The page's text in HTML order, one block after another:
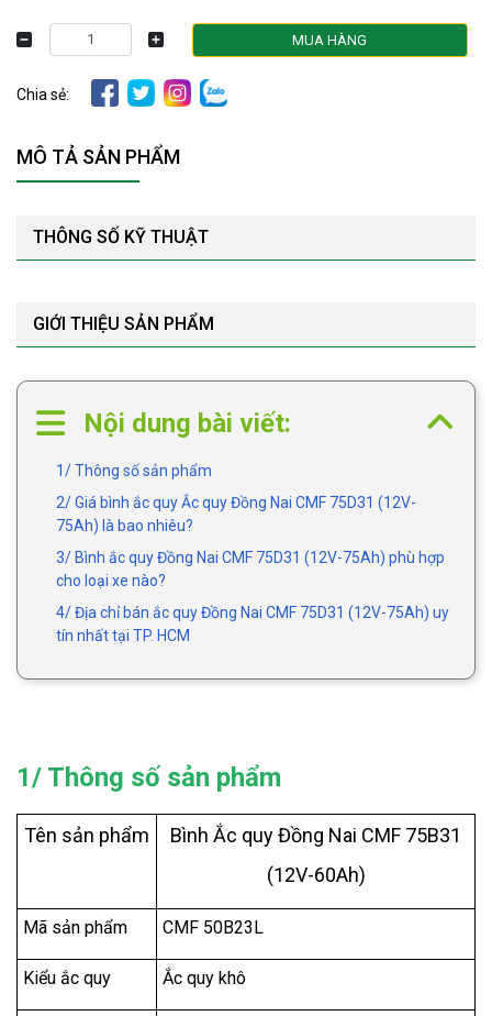
MUA HÀNG
Chia sẻ:
MÔ TẢ SẢN PHẨM
THÔNG SỐ KỸ THUẬT
GIỚI THIỆU SẢN PHẨM
Nội dung bài viết:
1/ Thông số sản phẩm
2/ Giá bình ắc quy Ắc quy Đồng Nai CMF 75D31 (12V-
75Ah) là bao nhiêu?
3/ Bình ắc quy Đồng Nai CMF 75D31 (12V-75Ah) phù hợp
cho loại xe nào?
4/ Địa chỉ bán ắc quy Đồng Nai CMF 75D31 (12V-75Ah) uy
tín nhất tại TP. HCM
1/ Thông số sản phẩm
Tên sản phẩm
Bình Ắc quy Đồng Nai CMF 75B31
(12V-60Ah)
Mã sản phẩm CMF 50B23L
Kiểu ắc quy Ắc quy khô